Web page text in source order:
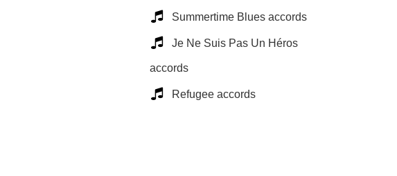
Summertime Blues accords
Je Ne Suis Pas Un Héros
accords
Refugee accords